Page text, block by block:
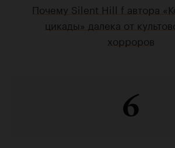
Почему Silent Hill f автора
цикады» далека от
хорроров
6